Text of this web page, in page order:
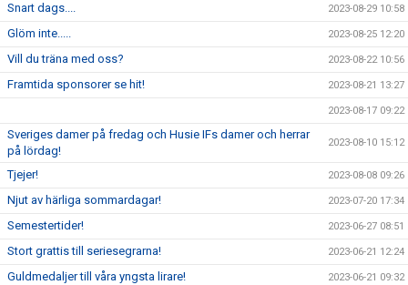
Snart dags.... 2023-08-29 10:58
Glöm inte..... 2023-08-25 12:20
Vill du träna med oss? 2023-08-22 10:56
Framtida sponsorer se hit! 2023-08-21 13:27
2023-08-17 09:22
Sveriges damer på fredag och Husie IFs damer och herrar
på lördag!
2023-08-10 15:12
Tjejer! 2023-08-08 09:26
Njut av härliga sommardagar! 2023-07-20 17:34
Semestertider! 2023-06-27 08:51
Stort grattis till seriesegrarna! 2023-06-21 12:24
Guldmedaljer till våra yngsta lirare! 2023-06-21 09:32